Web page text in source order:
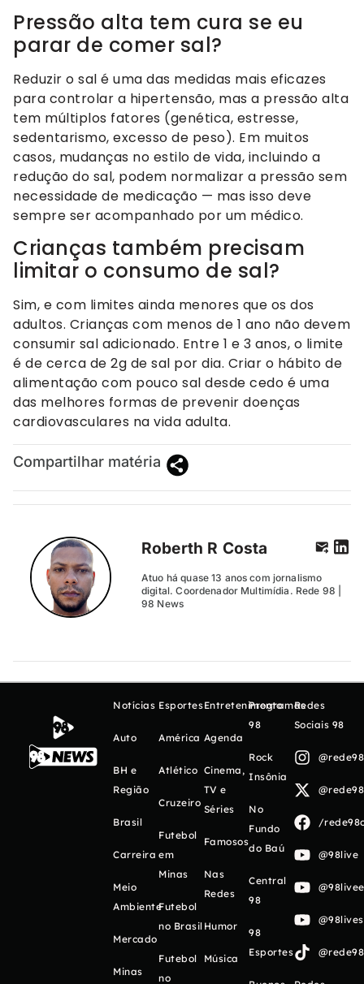
Pressão alta tem cura se eu
parar de comer sal?
Reduzir o sal é uma das medidas mais eficazes
para controlar a hipertensão, mas a pressão alta
tem múltiplos fatores (genética, estresse,
sedentarismo, excesso de peso). Em muitos
casos, mudanças no estilo de vida, incluindo a
redução do sal, podem normalizar a pressão sem
necessidade de medicação — mas isso deve
sempre ser acompanhado por um médico.
Crianças também precisam
limitar o consumo de sal?
Sim, e com limites ainda menores que os dos
adultos. Crianças com menos de 1 ano não devem
consumir sal adicionado. Entre 1 e 3 anos, o limite
é de cerca de 2g de sal por dia. Criar o hábito de
alimentação com pouco sal desde cedo é uma
das melhores formas de prevenir doenças
cardiovasculares na vida adulta.
Compartilhar matéria
Roberth R Costa
Atuo há quase 13 anos com jornalismo
digital. Coordenador Multimídia. Rede 98 |
98 News
Notícias
Auto
BH e
Região
Brasil
Carreira
Meio
Ambiente
Mercado
Minas
Esportes
América
Atlético
Cruzeiro
Futebol
em
Minas
Futebol
no Brasil
Futebol
no
Entretenimento
Agenda
Cinema,
TV e
Séries
Famosos
Nas
Redes
Humor
Música
Programas
98
Rock
Insônia
No
Fundo
do Baú
Central
98
98
Esportes
Redes
Sociais 98
/
@98live